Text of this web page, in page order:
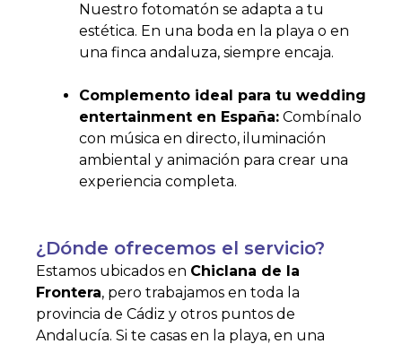
Nuestro fotomatón se adapta a tu
estética. En una boda en la playa o en
una finca andaluza, siempre encaja.
Complemento ideal para tu wedding
entertainment en España: Combínalo
con música en directo, iluminación
ambiental y animación para crear una
experiencia completa.
¿Dónde ofrecemos el servicio?
Estamos ubicados en Chiclana de la
Frontera, pero trabajamos en toda la
provincia de Cádiz y otros puntos de
Andalucía. Si te casas en la playa, en una